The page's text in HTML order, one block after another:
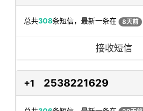
总共308条短信，最新一条在 8天前
接收短信
+1 2538221629